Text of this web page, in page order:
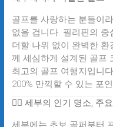
골프를 사랑하는 분들이
없을 겁니다. 필리핀의
더할 나위 없이 완벽한
께 세심하게 설계된 골프
최고의 골프 여행지입니
200% 만끽할 수 있는 포
🏌️‍♂️ 세부의 인기 명소, 주
세부에는 초보 골퍼부터